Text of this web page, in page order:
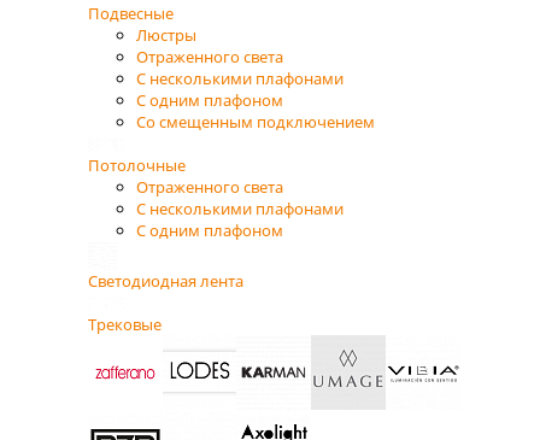
Подвесные
Люстры
Отраженного света
С несколькими плафонами
С одним плафоном
Со смещенным подключением
Потолочные
Отраженного света
С несколькими плафонами
С одним плафоном
Светодиодная лента
Трековые